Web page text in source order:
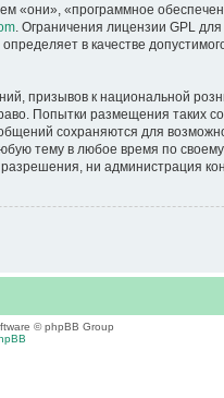
«программное
. Ограничения лицензии GPL
в качестве
призывов к национальной
Попытки размещения таких
сохраняются для
тему в любое время по
ни администрация
© phpBB Group